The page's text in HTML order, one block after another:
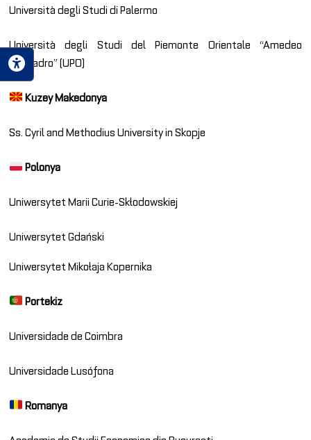
Università degli Studi di Palermo
Università degli Studi del Piemonte Orientale “Amedeo
Avogadro” (UPO)
Kuzey Makedonya
Ss. Cyril and Methodius University in Skopje
Polonya
Uniwersytet Marii Curie-Skłodowskiej
Uniwersytet Gdański
Uniwersytet Mikołaja Kopernika
Portekiz
Universidade de Coimbra
Universidade Lusófona
Romanya